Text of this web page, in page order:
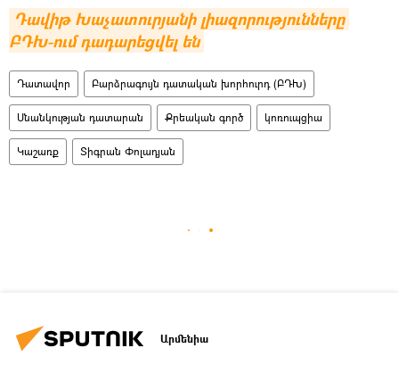
Դավիթ Խաչատուրյանի լիազորությունները
ԲԴԽ-ում դադարեցվել են
Դատավոր Բարձրագույն դատական խորհուրդ (ԲԴԽ)
Սնանկության դատարան Քրեական գործ կոռուպցիա
Կաշառք Տիգրան Փոլադյան
Արմենիա